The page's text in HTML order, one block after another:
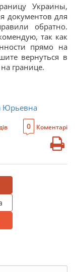
Украины,
документов для
обратно.
так как
прямо на
вернуться в
границе.
Юрьевна
0 Коментарі